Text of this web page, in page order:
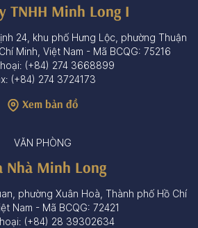
TNHH Minh Long I
24, khu phố Hưng Lộc, phường Thuận
Minh, Việt Nam - Mã BCQG: 75216
(+84) 274 3668899
(+84) 274 3724173
Xem bản đồ
VĂN PHÒNG
Nhà Minh Long
phường Xuân Hoà, Thành phố Hồ Chí
Nam - Mã BCQG: 72421
(+84) 28 39302634